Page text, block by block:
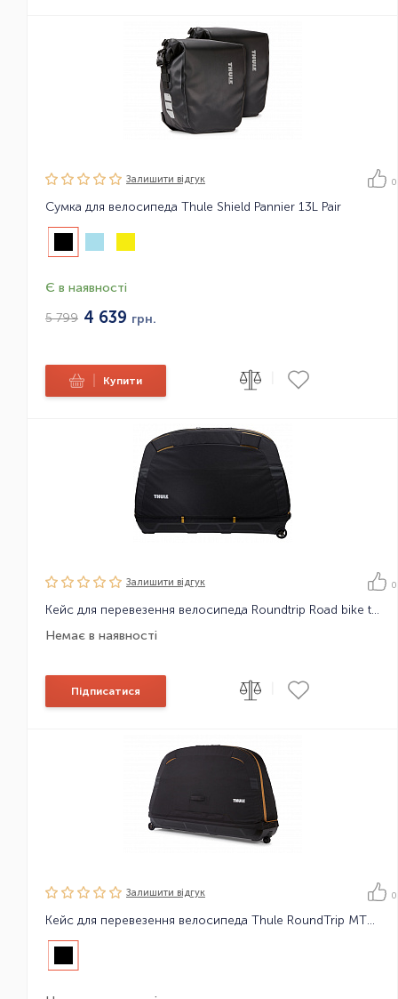
Залишити вiдгук 0
Сумка для велосипеда Thule Shield Pannier 13L Pair
Є в наявності
5 799 4 639 грн.
Купити
Залишити вiдгук 0
Кейс для перевезення велосипеда Roundtrip Road bike travel case
Немає в наявності
Підписатися
Залишити вiдгук 0
Кейс для перевезення велосипеда Thule RoundTrip MTB Bike Case